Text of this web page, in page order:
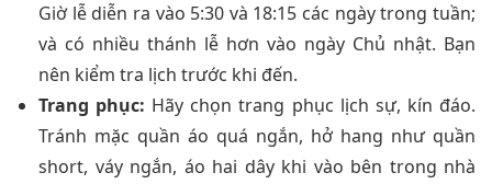
Giờ lễ diễn ra vào 5:30 và 18:15 các ngày trong tuần;
và có nhiều thánh lễ hơn vào ngày Chủ nhật. Bạn
nên kiểm tra lịch trước khi đến.
Trang phục: Hãy chọn trang phục lịch sự, kín đáo.
Tránh mặc quần áo quá ngắn, hở hang như quần
short, váy ngắn, áo hai dây khi vào bên trong nhà